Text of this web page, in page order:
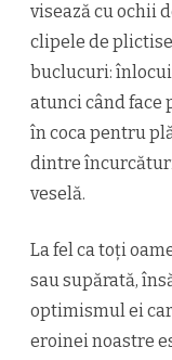
visează cu ochii
clipele de
buclucuri:
atunci când face
în coca pentru
dintre
veselă.
La fel ca toți
sau supărată,
optimismul ei
eroinei noastre